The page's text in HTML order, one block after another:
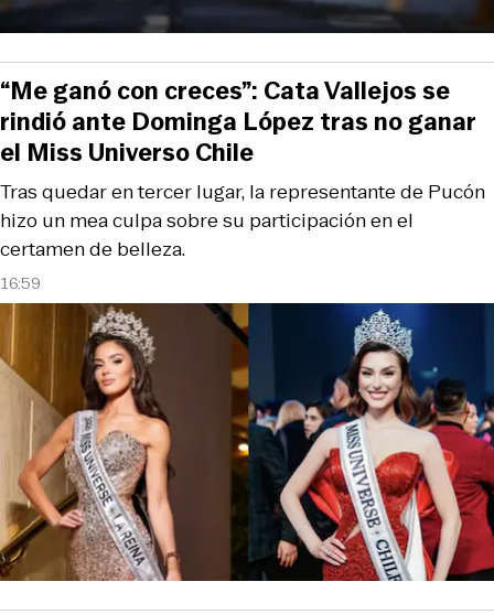
16:59
Tras quedar en tercer lugar, la representante de Pucón
hizo un mea culpa sobre su participación en el
certamen de belleza.
“Me ganó con creces”: Cata Vallejos se
rindió ante Dominga López tras no ganar
el Miss Universo Chile